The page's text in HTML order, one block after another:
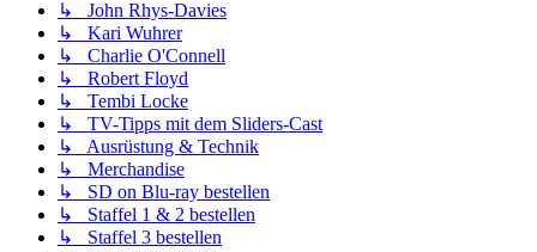
↳ John Rhys-Davies
↳ Kari Wuhrer
↳ Charlie O'Connell
↳ Robert Floyd
↳ Tembi Locke
↳ TV-Tipps mit dem Sliders-Cast
↳ Ausrüstung & Technik
↳ Merchandise
↳ SD on Blu-ray bestellen
↳ Staffel 1 & 2 bestellen
↳ Staffel 3 bestellen